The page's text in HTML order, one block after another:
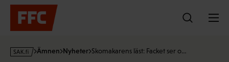
Hoppa
innehållet
s
Ämnen Nyheter Skomakarens läst: Facket ser o…